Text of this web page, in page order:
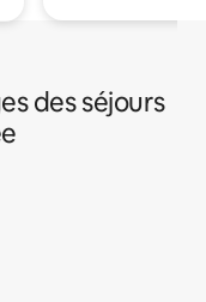
des séjours